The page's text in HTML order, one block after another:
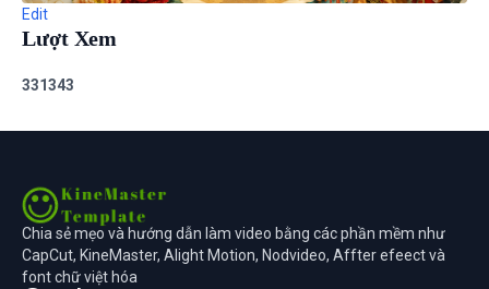
Edit
Lượt Xem
331343
Chia sẻ mẹo và hướng dẫn làm video bằng các phần mềm như
CapCut, KineMaster, Alight Motion, Nodvideo, Affter efeect và
font chữ việt hóa